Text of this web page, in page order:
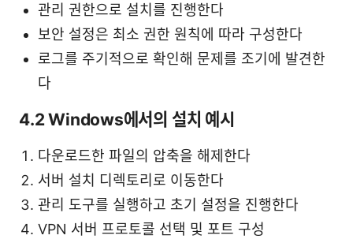
관리 권한으로 설치를 진행한다
보안 설정은 최소 권한 원칙에 따라 구성한다
로그를 주기적으로 확인해 문제를 조기에 발견한
다
4.2 Windows에서의 설치 예시
다운로드한 파일의 압축을 해제한다
서버 설치 디렉토리로 이동한다
관리 도구를 실행하고 초기 설정을 진행한다
VPN 서버 프로토콜 선택 및 포트 구성